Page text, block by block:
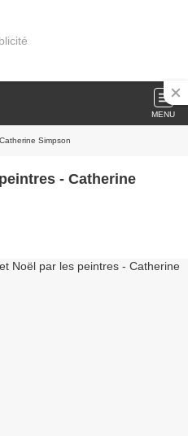
MENU
Simpson
- Catherine